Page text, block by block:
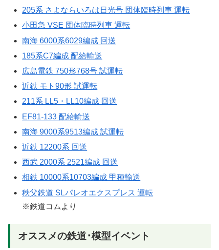
205系 さよならいろは日光号 団体臨時列車 運転
小田急 VSE 団体臨時列車 運転
南海 6000系6029編成 回送
185系C7編成 配給輸送
広島電鉄 750形768号 試運転
近鉄 モト90形 試運転
211系 LL5・LL10編成 回送
EF81-133 配給輸送
南海 9000系9513編成 試運転
近鉄 12200系 回送
西武 2000系 2521編成 回送
相鉄 10000系10703編成 甲種輸送
秩父鉄道 SLパレオエクスプレス 運転
※鉄道コムより
オススメの鉄道･模型イベント